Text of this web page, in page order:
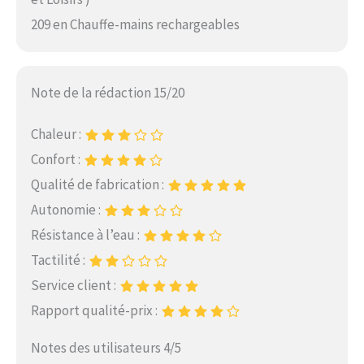
209 en Chauffe-mains rechargeables
Note de la rédaction 15/20
Chaleur :
Confort :
Qualité de fabrication :
Autonomie :
Résistance à l’eau :
Tactilité :
Service client :
Rapport qualité-prix :
Notes des utilisateurs 4/5